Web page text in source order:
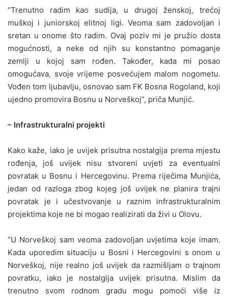
“Trenutno radim kao sudija, u drugoj ženskoj, trećoj
muškoj i juniorskoj elitnoj ligi. Veoma sam zadovoljan i
sretan u onome što radim. Ovaj poziv mi je pružio dosta
mogućnosti, a neke od njih su konstantno pomaganje
zemlji u kojoj sam rođen. Također, kada mi posao
omogućava, svoje vrijeme posvećujem malom nogometu.
Vođen tom ljubavlju, osnovao sam FK Bosna Rogoland, koji
ujedno promovira Bosnu u Norveškoj”, priča Munjić.
– Infrastrukturalni projekti
Kako kaže, iako je uvijek prisutna nostalgija prema mjestu
rođenja, još uvijek nisu stvoreni uvjeti za eventualni
povratak u Bosnu i Hercegovinu. Prema riječima Munjića,
jedan od razloga zbog kojeg još uvijek ne planira trajni
povratak je i učestvovanje u raznim infrastrukturalnim
projektima koje ne bi mogao realizirati da živi u Olovu.
“U Norveškoj sam veoma zadovoljan uvjetima koje imam.
Kada uporedim situaciju u Bosni i Hercegovini s onom u
Norveškoj, nije realno još uvijek da razmišljam o trajnom
povratku, iako je nostalgija uvijek prisutna. Mislim da
trenutno svom rodnom gradu mogu pomoći više iz